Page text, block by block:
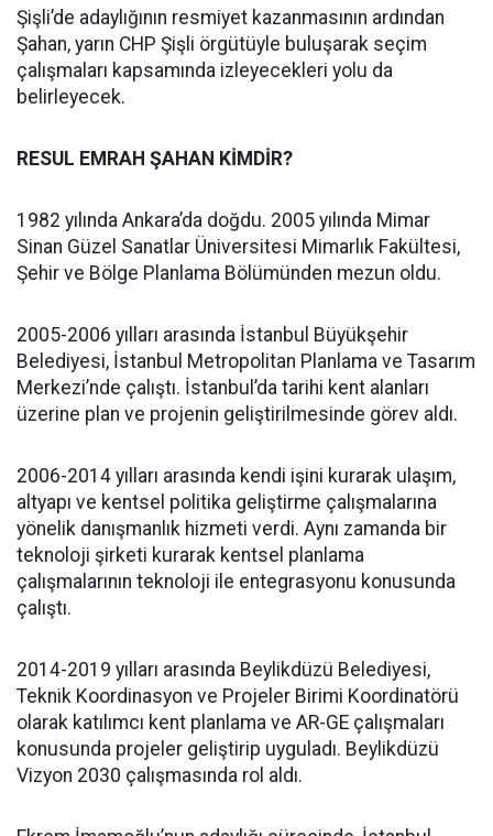
Şişli’de adaylığının resmiyet kazanmasının ardından
Şahan, yarın CHP Şişli örgütüyle buluşarak seçim
çalışmaları kapsamında izleyecekleri yolu da
belirleyecek.
RESUL EMRAH ŞAHAN KİMDİR?
1982 yılında Ankara’da doğdu. 2005 yılında Mimar
Sinan Güzel Sanatlar Üniversitesi Mimarlık Fakültesi,
Şehir ve Bölge Planlama Bölümünden mezun oldu.
2005-2006 yılları arasında İstanbul Büyükşehir
Belediyesi, İstanbul Metropolitan Planlama ve Tasarım
Merkezi’nde çalıştı. İstanbul’da tarihi kent alanları
üzerine plan ve projenin geliştirilmesinde görev aldı.
2006-2014 yılları arasında kendi işini kurarak ulaşım,
altyapı ve kentsel politika geliştirme çalışmalarına
yönelik danışmanlık hizmeti verdi. Aynı zamanda bir
teknoloji şirketi kurarak kentsel planlama
çalışmalarının teknoloji ile entegrasyonu konusunda
çalıştı.
2014-2019 yılları arasında Beylikdüzü Belediyesi,
Teknik Koordinasyon ve Projeler Birimi Koordinatörü
olarak katılımcı kent planlama ve AR-GE çalışmaları
konusunda projeler geliştirip uyguladı. Beylikdüzü
Vizyon 2030 çalışmasında rol aldı.